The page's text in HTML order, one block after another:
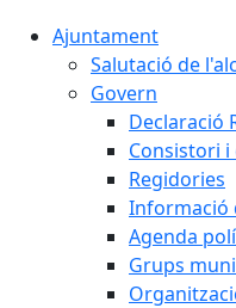
Ajuntament
Salutació de
Govern
Declaració
Consistori i
Regidories
Informació
Agenda
Grups